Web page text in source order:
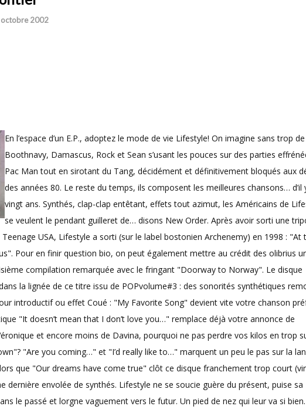
2002
En l’espace d’un E.P., adoptez le mode de vie Lifestyle! On imagine sans trop
Boothnavy, Damascus, Rock et Sean s’usant les pouces sur des parties
Pac Man tout en sirotant du Tang, décidément et définitivement bloqués aux
des années 80. Le reste du temps, ils composent les meilleures chansons… d’il
vingt ans. Synthés, clap-clap entêtant, effets tout azimut, les Américains de
se veulent le pendant guilleret de… disons New Order. Après avoir sorti une
USA, Lifestyle a sorti (sur le label bostonien Archenemy) en 1998 : "At
Pour en finir question bio, on peut également mettre au crédit des olibrius
compilation remarquée avec le fringant "Doorway to Norway". Le disque
dans la lignée de ce titre issu de POPvolume#3 : des sonorités synthétiques
introductif ou effet Coué : "My Favorite Song" devient vite votre chanson
"It doesn’t mean that I don’t love you…" remplace déjà votre annonce de
et encore moins de Davina, pourquoi ne pas perdre vos kilos en trop
"Are you coming…" et "I’d really like to…" marquent un peu le pas sur la
que "Our dreams have come true" clôt ce disque franchement trop court
dernière envolée de synthés. Lifestyle ne se soucie guère du présent, puise sa
le passé et lorgne vaguement vers le futur. Un pied de nez qui leur va si bien.